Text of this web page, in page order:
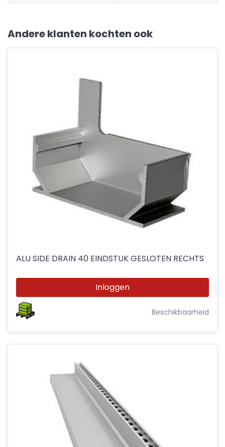
Andere klanten kochten ook
ALU SIDE DRAIN 40 EINDSTUK GESLOTEN RECHTS
Inloggen
Beschikbaarheid